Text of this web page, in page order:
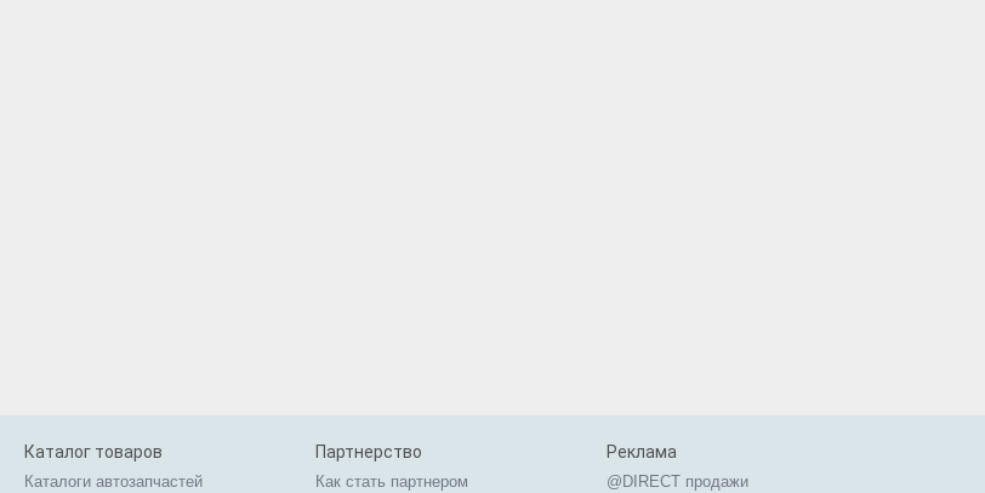
Каталог товаров
Каталоги автозапчастей
Партнерство
Как стать партнером
Реклама
@DIRECT продажи